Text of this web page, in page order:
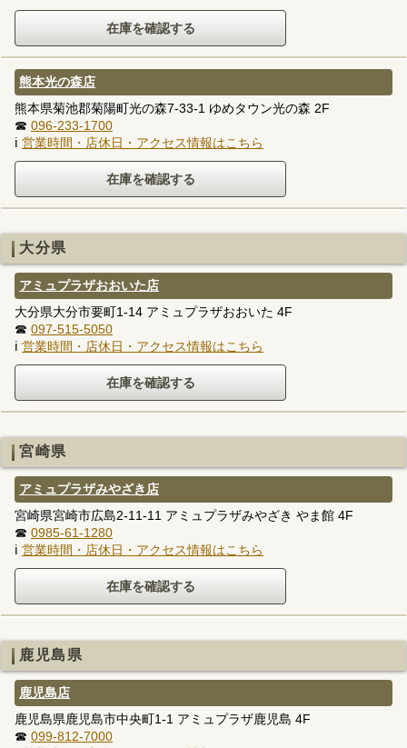
熊本光の森店
熊本県菊池郡菊陽町光の森7-33-1 ゆめタウン光の森 2F
☎ 096-233-1700
ℹ 営業時間・店休日・アクセス情報はこちら
大分県
アミュプラザおおいた店
大分県大分市要町1-14 アミュプラザおおいた 4F
☎ 097-515-5050
ℹ 営業時間・店休日・アクセス情報はこちら
宮崎県
アミュプラザみやざき店
宮崎県宮崎市広島2-11-11 アミュプラザみやざき やま館 4F
☎ 0985-61-1280
ℹ 営業時間・店休日・アクセス情報はこちら
鹿児島県
鹿児島店
鹿児島県鹿児島市中央町1-1 アミュプラザ鹿児島 4F
☎ 099-812-7000